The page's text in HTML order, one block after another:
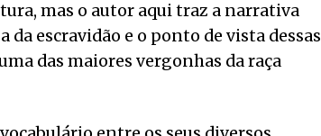
mas o autor aqui traz a narrativa
escravidão e o ponto de vista dessas
das maiores vergonhas da raça